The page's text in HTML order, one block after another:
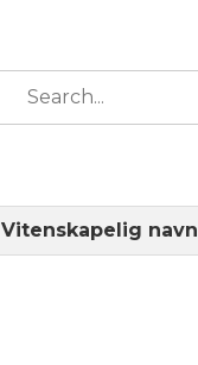
Vitenskapelig navn